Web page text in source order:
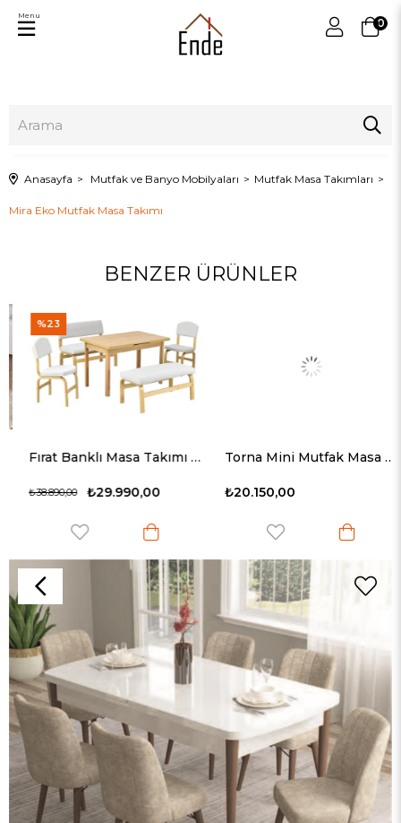
0
Menu
Anasayfa Mutfak ve Banyo Mobilyaları Mutfak Masa Takımları
Mira Eko Mutfak Masa Takımı
BENZER ÜRÜNLER
Fırat Banklı Masa Takımı Naturel
₺29.990,00
₺38.890,00
%23
Torna Mini Mutfak Masa Takımı - Yıldız
₺20.150,00